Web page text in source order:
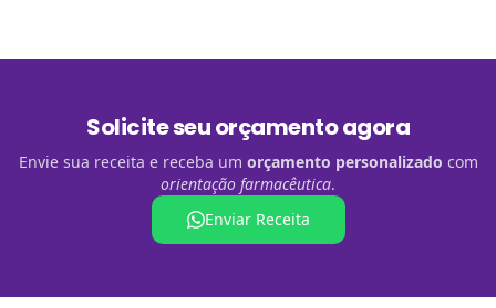
Solicite seu orçamento agora
Envie sua receita e receba um orçamento personalizado com
orientação farmacêutica.
Enviar Receita